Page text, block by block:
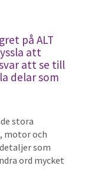
på ALT
att
att se till
delar som
stora
motor och
som
ord mycket